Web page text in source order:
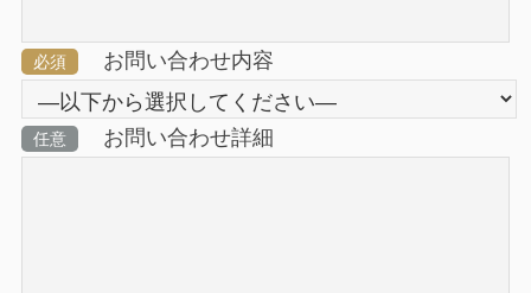
必須 お問い合わせ内容
任意 お問い合わせ詳細